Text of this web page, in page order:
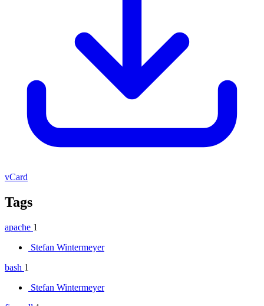
vCard
Tags
apache 1
Stefan Wintermeyer
bash 1
Stefan Wintermeyer